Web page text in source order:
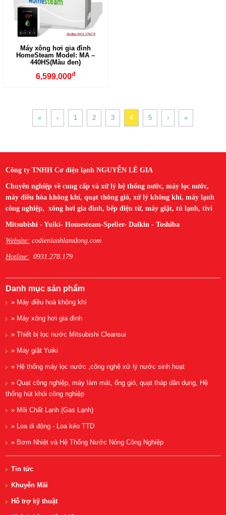
Máy xông hơi gia đình
HomeSteam Model: MA –
440HS(Màu đen)
6,599,000đ
« ‹ 1 2 3 4 5 › »
Công ty TNHH Cơ điện lạnh NGUYỄN LÊ GIA
Chuyên nghiệp về cung cấp và xử lý hệ thống nước, máy lọc nước,
máy điều hòa không khí, quạt thông gió, xử lý không khí, máy lạnh
công nghiệp, xông hơi gia đình, bếp điện từ, máy giặt, tủ lạnh, tivi
Mitsubishi - Yuiki- Homesteam-Spelier- Daikin - Toshiba
Website: codienlanhlamdong.com
Hotline: 0931.278.179
Danh mục sản phẩm
» Máy điều hoà không khí
» Máy xông hơi gia đình
» Thiết bị lọc nước Mitsubishi Cleansui
» Máy giặt Yuiki
» Hệ thống máy lọc nước ,công nghệ xử lý nước sinh hoạt
» Quạt công nghiệp, máy làm mát, ống gió, quạt tháp dân dụng, Hệ
thống hút khói công nghiệp
» Môi Chất Lạnh (Gas Lạnh)
» Loa di động - Loa kéo TTD
» Bơm Nhiệt và Hệ Thống Nước Nóng Công Nghiệp
Tin tức
Khuyễn Mãi
Hỗ trợ kỹ thuật